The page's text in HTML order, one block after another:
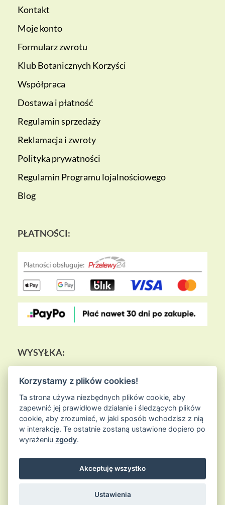
Kontakt
Moje konto
Formularz zwrotu
Klub Botanicznych Korzyści
Współpraca
Dostawa i płatność
Regulamin sprzedaży
Reklamacja i zwroty
Polityka prywatności
Regulamin Programu lojalnościowego
Blog
PŁATNOŚCI:
WYSYŁKA:
© 2026Sklep Ziołowa Wyspais proudly powered by
Entries (RSS) and Comments (RSS)
Korzystamy z plików cookies!
Ta strona używa niezbędnych plików cookie, aby
zapewnić jej prawidłowe działanie i śledzących plików
cookie, aby zrozumieć, w jaki sposób wchodzisz z nią
w interakcję. Te ostatnie zostaną ustawione dopiero po
wyrażeniu zgody.
Akceptuję wszystko
Ustawienia